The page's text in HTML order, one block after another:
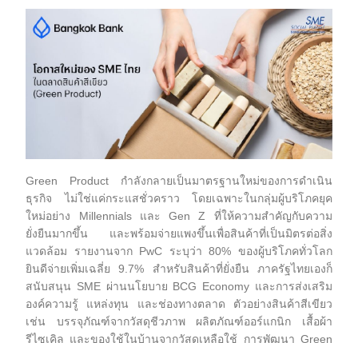
Green Product กำลังกลายเป็นมาตรฐานใหม่ของการดำเนิน
ธุรกิจ ไม่ใช่แค่กระแสชั่วคราว โดยเฉพาะในกลุ่มผู้บริโภคยุค
ใหม่อย่าง Millennials และ Gen Z ที่ให้ความสำคัญกับความ
ยั่งยืนมากขึ้น และพร้อมจ่ายแพงขึ้นเพื่อสินค้าที่เป็นมิตรต่อสิ่ง
แวดล้อม รายงานจาก PwC ระบุว่า 80% ของผู้บริโภคทั่วโลก
ยินดีจ่ายเพิ่มเฉลี่ย 9.7% สำหรับสินค้าที่ยั่งยืน ภาครัฐไทยเองก็
สนับสนุน SME ผ่านนโยบาย BCG Economy และการส่งเสริม
องค์ความรู้ แหล่งทุน และช่องทางตลาด ตัวอย่างสินค้าสีเขียว
เช่น บรรจุภัณฑ์จากวัสดุชีวภาพ ผลิตภัณฑ์ออร์แกนิก เสื้อผ้า
รีไซเคิล และของใช้ในบ้านจากวัสดุเหลือใช้ การพัฒนา Green